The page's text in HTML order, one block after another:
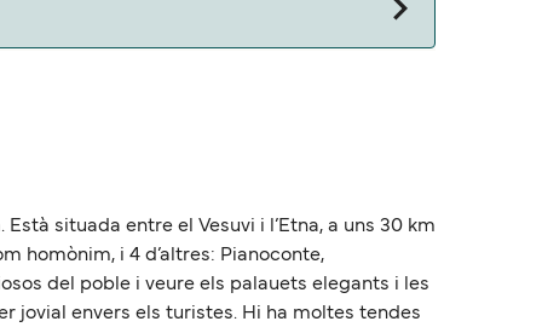
situada entre el Vesuvi i l’Etna, a uns 30 km
homònim, i 4 d’altres: Pianoconte,
del poble i veure els palauets elegants i les
jovial envers els turistes. Hi ha moltes tendes